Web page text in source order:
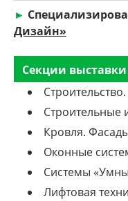
►
Дизайн»
Секции
Строительные
Кровля.
Оконные
Системы
Лифтовая